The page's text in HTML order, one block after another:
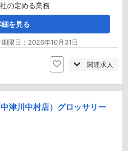
の定める業務
細を見る
限日：2026年10月31日
関連求人
津川中村店）グロッサリー